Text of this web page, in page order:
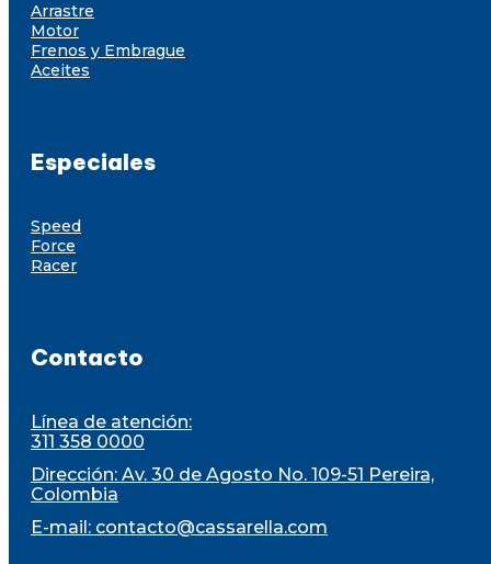
Arrastre
Motor
Frenos y Embrague
Aceites
Especiales
Speed
Force
Racer
Contacto
Línea de atención:
311 358 0000
Dirección: Av. 30 de Agosto No. 109-51 Pereira,
Colombia
E-mail: contacto@cassarella.com